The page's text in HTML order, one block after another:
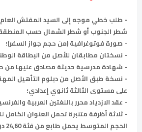
- طلب خطي موجه إلى السيد المفتش العام
شطر الجنوب أو شطر الشمال حسب
- صورة فوتوغرافية (من حجم جواز السفر)؛
- نسختان مطابقان للأصل من البطاقة
- شهادة مدرسية حديثة مصادق عليها من
- نسخة طبق الأصل من دبلوم التأهيل
على مستوى الثالثة ثانوي إعدادي؛
- عقد الازدياد محرر باللغتين العربية
- ثلاثة أظرفة متنبرة تحمل العنوان الكامل
الحجم المتوسط يحمل طابع من فئة 24,60 درهم).